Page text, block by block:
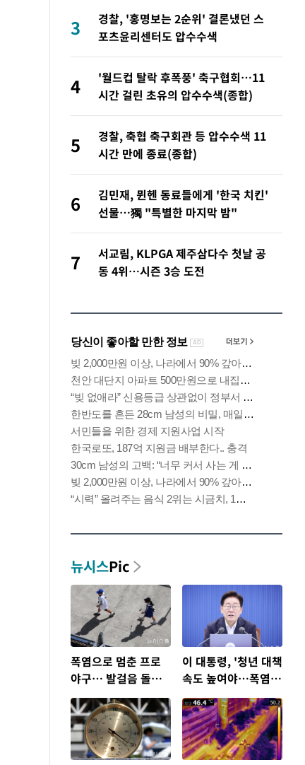
3
경찰, '홍명보는 2순위' 결론냈던 스
포츠윤리센터도 압수수색
4
'월드컵 탈락 후폭풍' 축구협회…11
시간 걸린 초유의 압수수색(종합)
5
경찰, 축협 축구회관 등 압수수색 11
시간 만에 종료(종합)
6
김민재, 뮌헨 동료들에게 '한국 치킨'
선물…獨 "특별한 마지막 밤"
7
서교림, KLPGA 제주삼다수 첫날 공
동 4위…시즌 3승 도전
뉴시스Pic
폭염으로 멈춘 프로
야구… 발걸음 돌리
는 팬들
이 대통령, '청년 대책
속도 높여야…폭염
문제도 총력 대응'